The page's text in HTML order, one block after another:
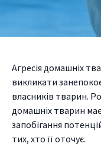
Агресія домашніх
викликати
власників тварин.
домашніх тварин
запобігання
тих, хто її оточує.